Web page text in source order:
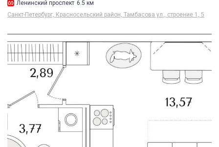
Ленинский проспект 6.5 км
Санкт-Петербург, Красносельский район, Тамбасова ул., строение 1, 5